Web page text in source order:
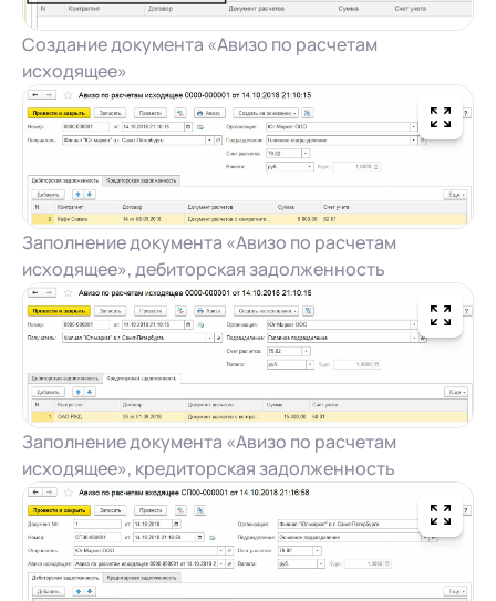
Создание документа «Авизо по расчетам
исходящее»
Заполнение документа «Авизо по расчетам
исходящее», дебиторская задолженность
Заполнение документа «Авизо по расчетам
исходящее», кредиторская задолженность